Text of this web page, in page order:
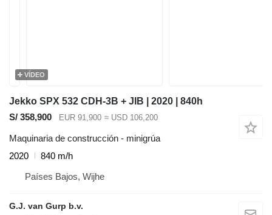
VÍDEO
Jekko SPX 532 CDH-3B + JIB | 2020 | 840h
S/ 358,900
EUR 91,900 ≈ USD 106,200
Maquinaria de construcción - minigrúa
2020
840 m/h
Países Bajos, Wijhe
G.J. van Gurp b.v.